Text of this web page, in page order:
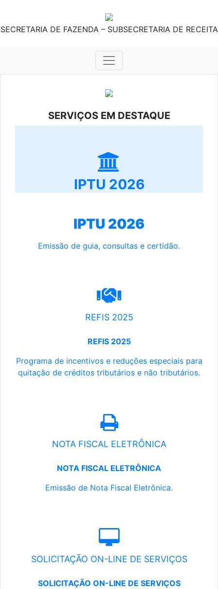
SECRETARIA DE FAZENDA – SUBSECRETARIA DE RECEITA
SERVIÇOS EM DESTAQUE
IPTU 2026
IPTU 2026
Emissão de guia, consultas e certidão.
REFIS 2025
REFIS 2025
Programa de incentivos e reduções especiais para
quitação de créditos tributários e não tributários.
NOTA FISCAL ELETRÔNICA
NOTA FISCAL ELETRÔNICA
Emissão de Nota Fiscal Eletrônica.
SOLICITAÇÃO ON-LINE DE SERVIÇOS
SOLICITAÇÃO ON-LINE DE SERVIÇOS